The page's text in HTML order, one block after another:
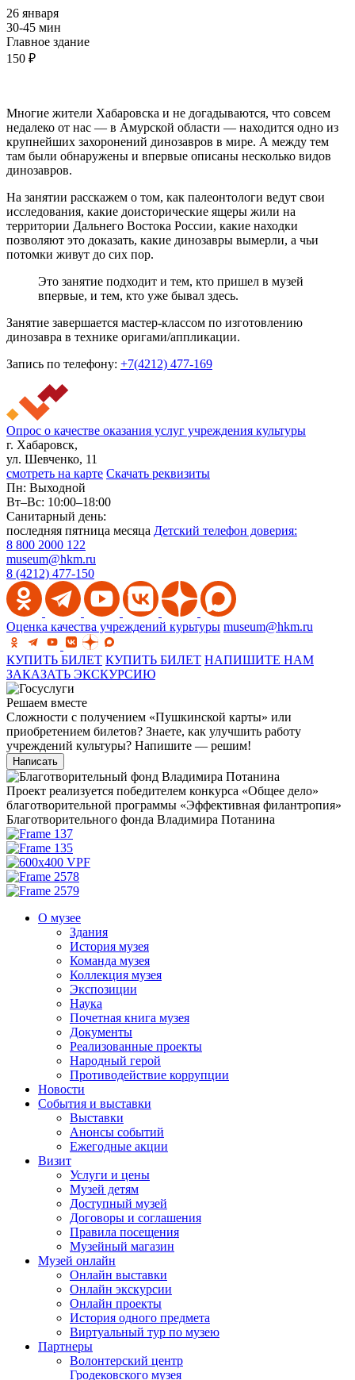
26 января
30-45 мин
Главное здание
150 ₽
Многие жители Хабаровска и не догадываются, что совсем
недалеко от нас — в Амурской области — находится одно из
крупнейших захоронений динозавров в мире. А между тем
там были обнаружены и впервые описаны несколько видов
динозавров.
На занятии расскажем о том, как палеонтологи ведут свои
исследования, какие доисторические ящеры жили на
территории Дальнего Востока России, какие находки
позволяют это доказать, какие динозавры вымерли, а чьи
потомки живут до сих пор.
Это занятие подходит и тем, кто пришел в музей
впервые, и тем, кто уже бывал здесь.
Занятие завершается мастер-классом по изготовлению
динозавра в технике оригами/аппликации.
Запись по телефону: +7(4212) 477-169
Опрос о качестве оказания услуг учреждения культуры
г. Хабаровск,
ул. Шевченко, 11
смотреть на карте Скачать реквизиты
Пн: Выходной
Вт–Вс: 10:00–18:00
Санитарный день:
последняя пятница месяца Детский телефон доверия:
8 800 2000 122
museum@hkm.ru
8 (4212) 477-150
Оценка качества учреждений курьтуры museum@hkm.ru
КУПИТЬ БИЛЕТ КУПИТЬ БИЛЕТ НАПИШИТЕ НАМ
ЗАКАЗАТЬ ЭКСКУРСИЮ
Решаем вместе
Сложности с получением «Пушкинской карты» или
приобретением билетов? Знаете, как улучшить работу
учреждений культуры? Напишите — решим!
Написать
Проект реализуется победителем конкурса «Общее дело»
благотворительной программы «Эффективная филантропия»
Благотворительного фонда Владимира Потанина
О музее
Здания
История музея
Команда музея
Коллекция музея
Экспозиции
Наука
Почетная книга музея
Документы
Реализованные проекты
Народный герой
Противодействие коррупции
Новости
События и выставки
Выставки
Анонсы событий
Ежегодные акции
Визит
Услуги и цены
Музей детям
Доступный музей
Договоры и соглашения
Правила посещения
Музейный магазин
Музей онлайн
Онлайн выставки
Онлайн экскурсии
Онлайн проекты
История одного предмета
Виртуальный тур по музею
Партнеры
Волонтерский центр
Гродековского музея